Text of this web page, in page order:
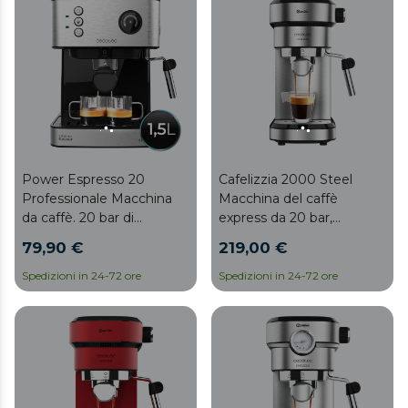
Power Espresso 20
Professionale Macchina
da caffè. 20 bar di
serbatoio di 1,5 L, filtro con
doppio erogatore,
montalatte, superficie
scaldatazze, finiture in
acciaio inossidabile, 850 W
79,90 €
Spedizioni in 24-72 ore
Cafelizzia 2000 Steel
Macchina del caffè
express da 20 bar,
vaporizzatore.
219,00 €
Spedizioni in 24-72 ore